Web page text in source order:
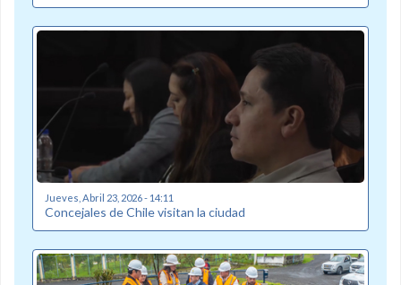
Jueves, Abril 23, 2026 - 14:11
Concejales de Chile visitan la ciudad